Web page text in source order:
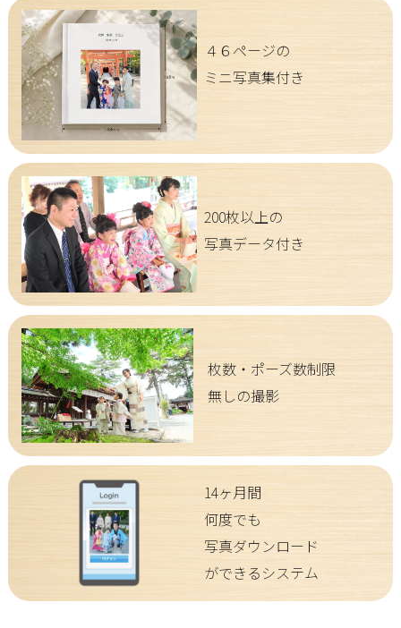
４６ページの
ミニ写真集付き
200枚以上の
写真データ付き
枚数・ポーズ数制限
無しの撮影
14ヶ月間
何度でも
写真ダウンロード
ができるシステム